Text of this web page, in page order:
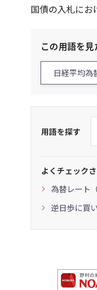
国債の入札にお
この用語を
日経平均為
用語を探す
よくチェック
為替レート
逆日歩に買